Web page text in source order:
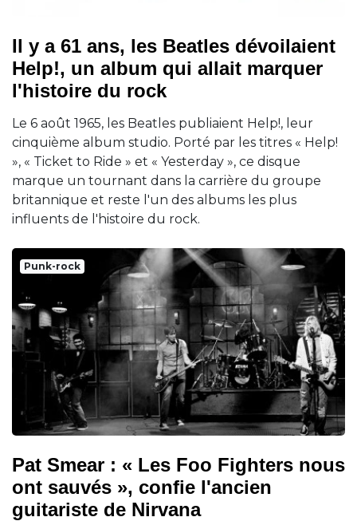
Il y a 61 ans, les Beatles dévoilaient
Help!, un album qui allait marquer
l'histoire du rock
Le 6 août 1965, les Beatles publiaient Help!, leur
cinquième album studio. Porté par les titres « Help!
», « Ticket to Ride » et « Yesterday », ce disque
marque un tournant dans la carrière du groupe
britannique et reste l'un des albums les plus
influents de l'histoire du rock.
Punk-rock
Pat Smear : « Les Foo Fighters nous
ont sauvés », confie l'ancien
guitariste de Nirvana